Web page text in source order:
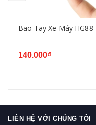
Bao Tay Xe Máy HG88
140.000₫
LIÊN HỆ VỚI CHÚNG TÔI